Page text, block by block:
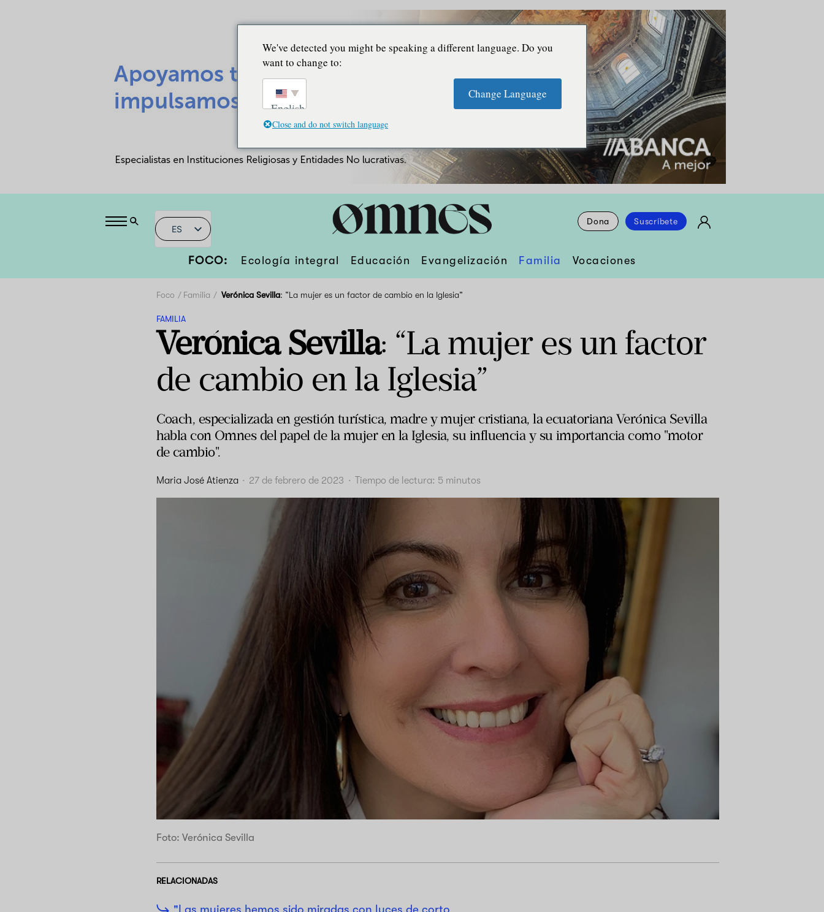
ES
Dona Suscríbete
FOCO: Ecología integral Educación Evangelización Familia Vocaciones
Foco Familia Verónica Sevilla: “La mujer es un factor de cambio en la Iglesia”
FAMILIA
Verónica Sevilla: “La mujer es un factor
de cambio en la Iglesia”
Coach, especializada en gestión turística, madre y mujer cristiana, la ecuatoriana Verónica Sevilla
habla con Omnes del papel de la mujer en la Iglesia, su influencia y su importancia como "motor
de cambio".
Maria José Atienza · 27 de febrero de 2023 · Tiempo de lectura: 5 minutos
Foto: Verónica Sevilla
RELACIONADAS
We've detected you might be speaking a different language. Do you
want to change to:
English
Change Language
Close and do not switch language